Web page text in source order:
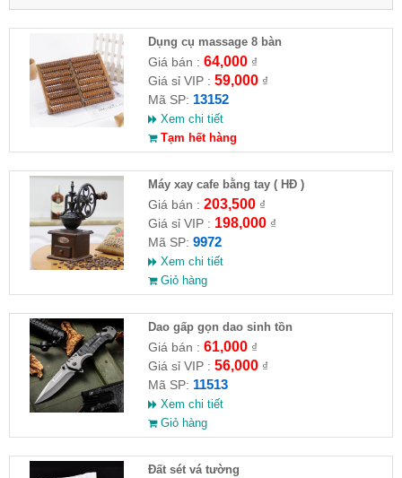
Dụng cụ massage 8 bàn
Giá bán : 64,000₫
Giá sỉ VIP : 59,000₫
Mã SP: 13152
Xem chi tiết
Tạm hết hàng
Máy xay cafe bằng tay ( HĐ )
Giá bán : 203,500₫
Giá sỉ VIP : 198,000₫
Mã SP: 9972
Xem chi tiết
Giỏ hàng
Dao gấp gọn dao sinh tồn
Giá bán : 61,000₫
Giá sỉ VIP : 56,000₫
Mã SP: 11513
Xem chi tiết
Giỏ hàng
Đất sét vá tường